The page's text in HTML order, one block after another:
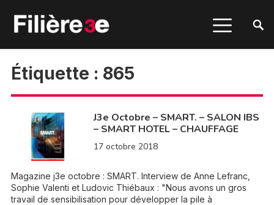
Étiquette : 865
J3e Octobre – SMART. – SALON IBS
– SMART HOTEL – CHAUFFAGE
17 octobre 2018
Magazine j3e octobre : SMART. Interview de Anne Lefranc,
Sophie Valenti et Ludovic Thiébaux : "Nous avons un gros
travail de sensibilisation pour développer la pile à